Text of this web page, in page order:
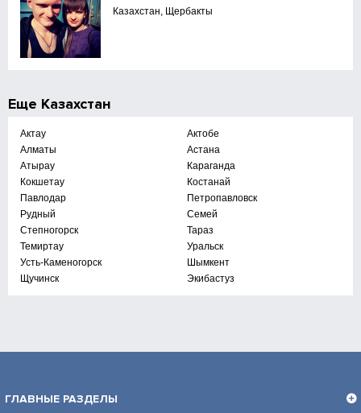
Казахстан, Щербакты
Еще Казахстан
Актау
Актобе
Алматы
Астана
Атырау
Караганда
Кокшетау
Костанай
Павлодар
Петропавловск
Рудный
Семей
Степногорск
Тараз
Темиртау
Уральск
Усть-Каменогорск
Шымкент
Щучинск
Экибастуз
ГЛАВНЫЕ РАЗДЕЛЫ